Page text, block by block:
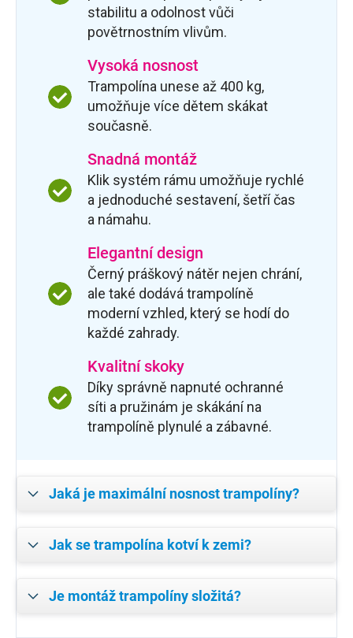
stabilitu a odolnost vůči
povětrnostním vlivům.
Vysoká nosnost
Trampolína unese až 400 kg,
umožňuje více dětem skákat
současně.
Snadná montáž
Klik systém rámu umožňuje rychlé
a jednoduché sestavení, šetří čas
a námahu.
Elegantní design
Černý práškový nátěr nejen chrání,
ale také dodává trampolíně
moderní vzhled, který se hodí do
každé zahrady.
Kvalitní skoky
Díky správně napnuté ochranné
síti a pružinám je skákání na
trampolíně plynulé a zábavné.
Jaká je maximální nosnost trampolíny?
Jak se trampolína kotví k zemi?
Je montáž trampolíny složitá?